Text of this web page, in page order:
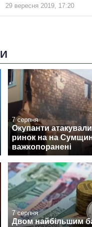
29 вересня 2019, 17:20
7 серпня
Окупанти
ринок на на
важкопоранені
7 серпня
Двом найбільшим